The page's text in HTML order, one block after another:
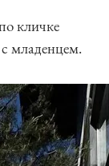
кличке
младенцем.